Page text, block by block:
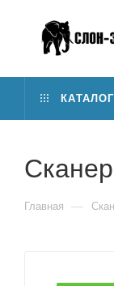
КАТАЛОГ
Главная —